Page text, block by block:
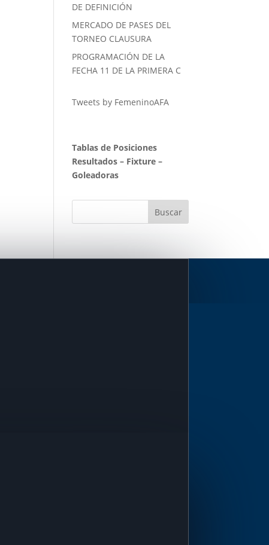
DE DEFINICIÓN
MERCADO DE PASES DEL
TORNEO CLAUSURA
PROGRAMACIÓN DE LA
FECHA 11 DE LA PRIMERA C
Tweets by FemeninoAFA
Tablas de Posiciones
Resultados – Fixture –
Goleadoras